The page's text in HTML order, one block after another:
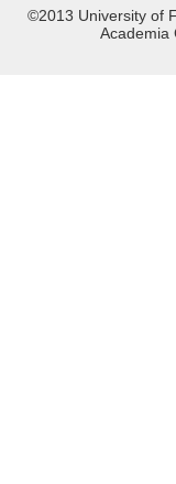
©2013 University of
Academia